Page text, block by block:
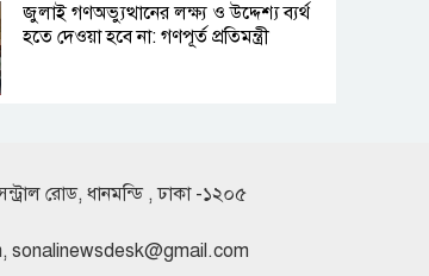
জুলাই গণঅভ্যুত্থানের লক্ষ্য ও উদ্দেশ্য ব্যর্থ
হতে দেওয়া হবে না: গণপূর্ত প্রতিমন্ত্রী
রুশ পারমাণবিক আইসব্রেকারে উত্তর মেরু
অভিযানে বাংলাদেশী শিক্ষার্থী প্রত্যয়
রোড, ধানমন্ডি , ঢাকা -১২০৫
, sonalinewsdesk@gmail.com